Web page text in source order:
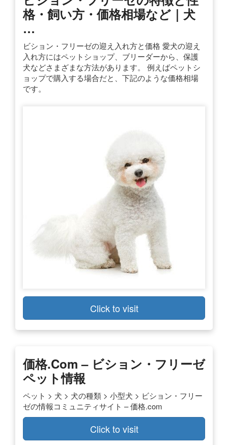
格・飼い方・価格相場など｜犬
…
ビション・フリーゼの迎え入れ方と価格 愛犬の迎え
入れ方にはペットショップ、ブリーダーから、保護
犬などさまざまな方法があります。 例えばペットシ
ョップで購入する場合だと、下記のような価格相場
です。
Click to visit
価格.com – ビション・フリーゼ
ペット情報
ペット > 犬 > 犬の種類 > 小型犬 > ビション・フリー
ゼの情報コミュニティサイト – 価格.com
Click to visit